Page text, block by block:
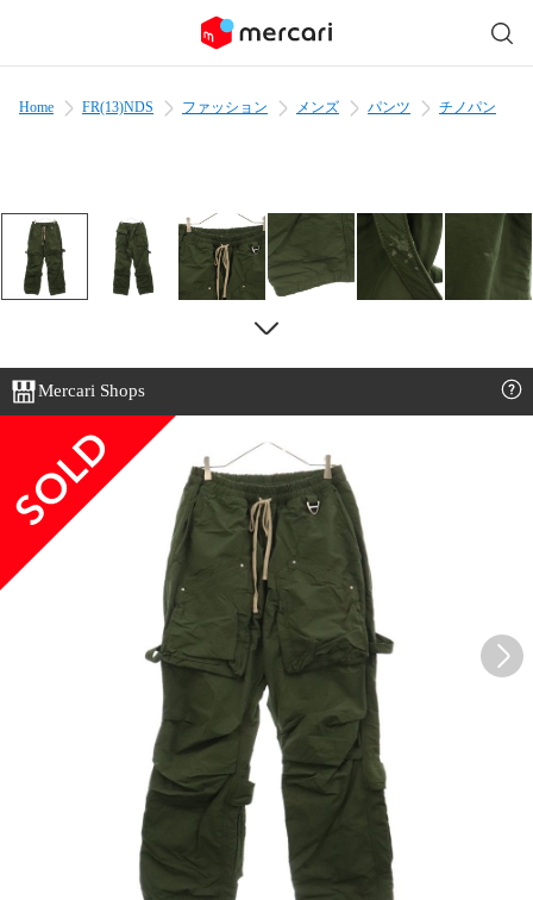
Home FR(13)NDS ファッション メンズ パンツ チノパン
Mercari Shops